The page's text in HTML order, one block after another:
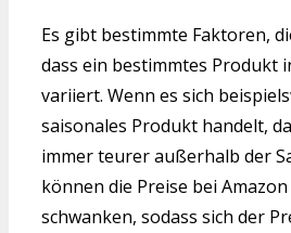
Es gibt bestimmte Faktoren,
dass ein bestimmtes Produkt
variiert. Wenn es sich
saisonales Produkt handelt,
immer teurer außerhalb der
können die Preise bei
schwanken, sodass sich der